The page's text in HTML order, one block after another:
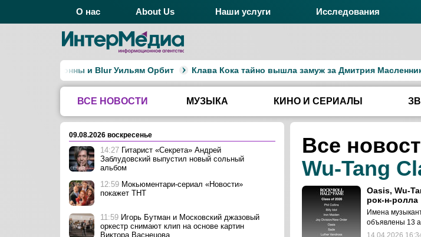
О нас About Us Наши услуги Исследования
Мадонны и Blur Уильям Орбит Клава Кока тайно вышла замуж за Дмитрия Масленникова
ВСЕ НОВОСТИ МУЗЫКА КИНО И СЕРИАЛЫ
Все
Wu-Tang
Oasis, Wu-
рок-н-ролла
Имена
объявлены 13
14.04.2026
09.08.2026 воскресенье
14:27 Гитарист «Секрета» Андрей
Заблудовский выпустил новый сольный
альбом
12:59 Мокьюментари-сериал «Новости»
покажет ТНТ
11:59 Игорь Бутман и Московский джазовый
оркестр снимают клип на основе картин
Виктора Васнецова